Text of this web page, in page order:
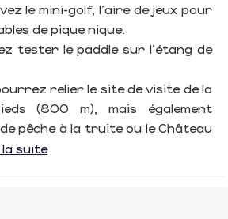
le mini-golf, l'aire de jeux pour
de pique nique.
tester le paddle sur l'étang de
relier le site de visite de la
(800 m), mais également
pêche à la truite ou le Château
suite